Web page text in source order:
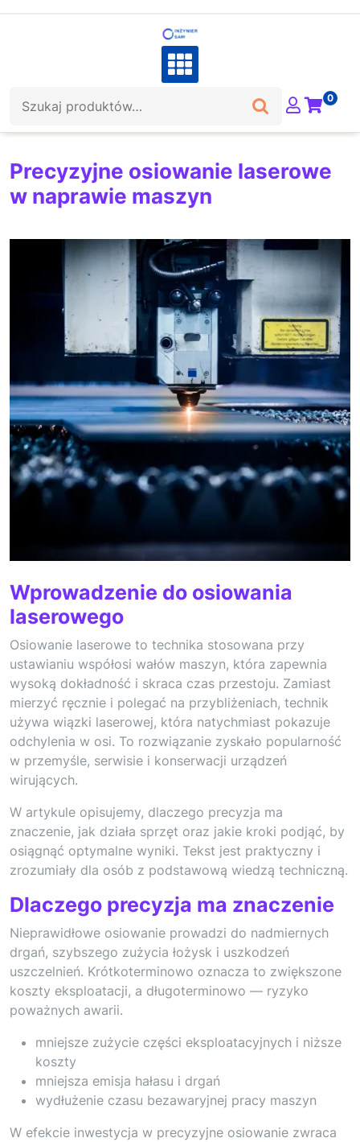
0
Precyzyjne osiowanie laserowe
w naprawie maszyn
Wprowadzenie do osiowania
laserowego
Osiowanie laserowe to technika stosowana przy
ustawianiu współosi wałów maszyn, która zapewnia
wysoką dokładność i skraca czas przestoju. Zamiast
mierzyć ręcznie i polegać na przybliżeniach, technik
używa wiązki laserowej, która natychmiast pokazuje
odchylenia w osi. To rozwiązanie zyskało popularność
w przemyśle, serwisie i konserwacji urządzeń
wirujących.
W artykule opisujemy, dlaczego precyzja ma
znaczenie, jak działa sprzęt oraz jakie kroki podjąć, by
osiągnąć optymalne wyniki. Tekst jest praktyczny i
zrozumiały dla osób z podstawową wiedzą techniczną.
Dlaczego precyzja ma znaczenie
Nieprawidłowe osiowanie prowadzi do nadmiernych
drgań, szybszego zużycia łożysk i uszkodzeń
uszczelnień. Krótkoterminowo oznacza to zwiększone
koszty eksploatacji, a długoterminowo — ryzyko
poważnych awarii.
mniejsze zużycie części eksploatacyjnych i niższe
koszty
mniejsza emisja hałasu i drgań
wydłużenie czasu bezawaryjnej pracy maszyn
W efekcie inwestycja w precyzyjne osiowanie zwraca